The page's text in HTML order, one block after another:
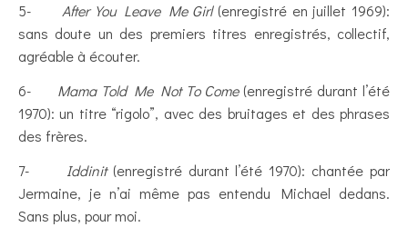
5- After You Leave Me Girl(enregistré en juillet 1969):
sans doute un des premiers titres enregistrés, collectif,
agréable à écouter.
6- Mama Told Me Not To Come(enregistré durant l’été
1970): un titre “rigolo”, avec des bruitages et des phrases
des frères.
7- Iddinit(enregistré durant l’été 1970): chantée par
Jermaine, je n’ai même pas entendu Michael dedans.
Sans plus, pour moi.